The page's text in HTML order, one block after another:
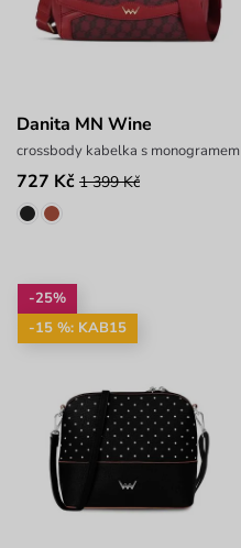
Danita MN Wine
crossbody kabelka s monogramem
727 Kč 1 399 Kč
-25%
-15 %: KAB15